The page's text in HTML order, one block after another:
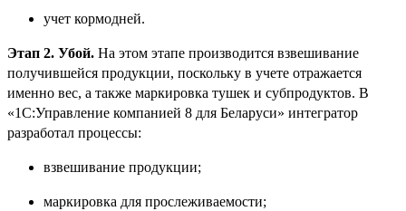
учет кормодней.
Этап 2. Убой. На этом этапе производится взвешивание
получившейся продукции, поскольку в учете отражается
именно вес, а также маркировка тушек и субпродуктов. В
«1С:Управление компанией 8 для Беларуси» интегратор
разработал процессы:
взвешивание продукции;
маркировка для прослеживаемости;